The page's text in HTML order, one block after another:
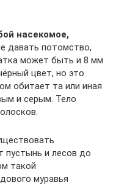
насекомое,
давать потомство,
может быть и 8 мм
цвет, но это
обитает та или иная
и серым. Тело
пустынь и лесов до
такой
муравья